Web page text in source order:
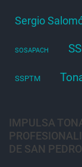
Sergio
SOSAPACH
SSPTM
IMPULSA
DE SAN